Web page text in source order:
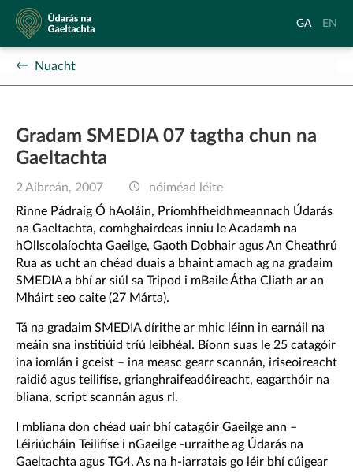
Údarás
na
Gaeltachta
Aistrigh
Gaeilge
GA
to
EN
Nuacht
Gradam SMEDIA 07 tagtha chun na
Gaeltachta
2 Aibreán, 2007
nóiméad léite
Rinne Pádraig Ó hAoláin, Príomhfheidhmeannach Údarás
na Gaeltachta, comhghairdeas inniu le Acadamh na
hOllscolaíochta Gaeilge, Gaoth Dobhair agus An Cheathrú
Rua as ucht an chéad duais a bhaint amach ag na gradaim
SMEDIA a bhí ar siúl sa Tripod i mBaile Átha Cliath ar an
Mháirt seo caite (27 Márta).
Tá na gradaim SMEDIA dírithe ar mhic léinn in earnáil na
meáin sna institiúid tríú leibhéal. Bíonn suas le 25 catagóir
ina iomlán i gceist – ina measc gearr scannán, iriseoireacht
raidió agus teilifíse, grianghraifeadóireacht, eagarthóir na
bliana, script scannán agus rl.
I mbliana don chéad uair bhí catagóir Gaeilge ann –
Léiriúcháin Teilifíse i nGaeilge -urraithe ag Údarás na
Gaeltachta agus TG4. As na h-iarratais go léir bhí cúigear